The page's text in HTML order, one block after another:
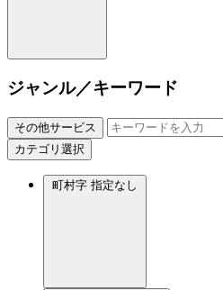
ジャンル／キーワード
その他サービス
カテゴリ選択
町村字 指定なし